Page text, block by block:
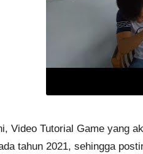
Video Tutorial Game yang
tahun 2021, sehingga